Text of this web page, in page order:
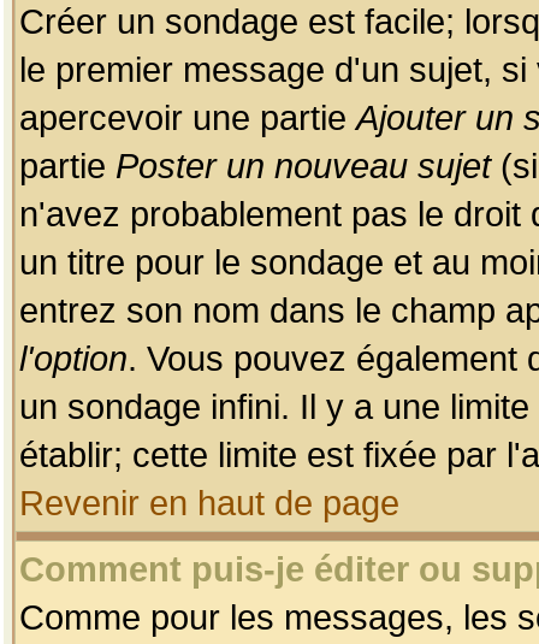
Créer un sondage est facile;
le premier message d'un sujet,
apercevoir une partieAjouter un
partie Poster un nouveau sujet(si
n'avez probablement pas le
un titre pour le sondage et au
entrez son nom dans le champ
l'option. Vous pouvez également
un sondage infini. Il y a une
établir; cette limite est fixée par
Revenir en haut de page
Comment puis-je éditer ou
Comme pour les messages, les